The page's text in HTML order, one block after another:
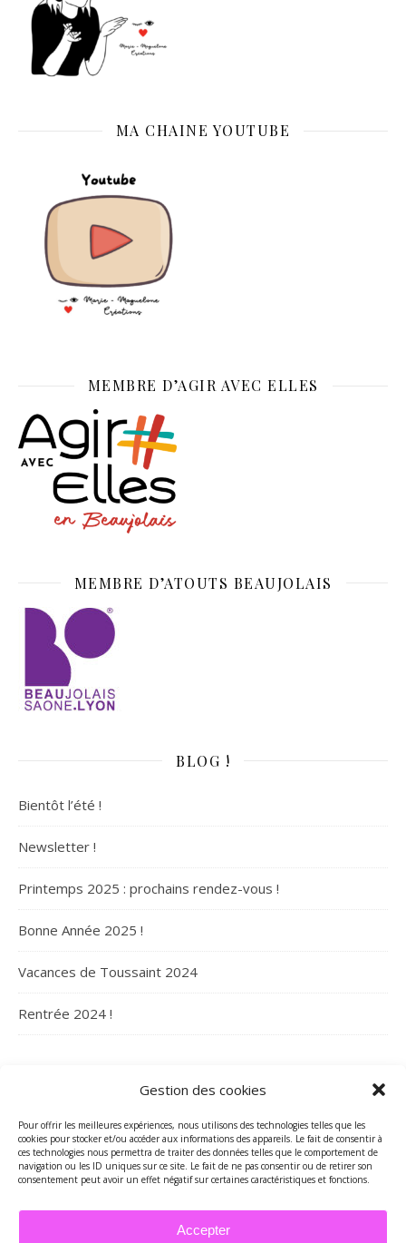
Gestion des cookies
Pour offrir les meilleures expériences, nous utilisons des technologies telles que les
cookies pour stocker et/ou accéder aux informations des appareils. Le fait de consentir à
ces technologies nous permettra de traiter des données telles que le comportement de
navigation ou les ID uniques sur ce site. Le fait de ne pas consentir ou de retirer son
consentement peut avoir un effet négatif sur certaines caractéristiques et fonctions.
Accepter
MA CHAINE YOUTUBE
MEMBRE D’AGIR AVEC ELLES
MEMBRE D’ATOUTS BEAUJOLAIS
BLOG !
Bientôt l’été !
Newsletter !
Printemps 2025 : prochains rendez-vous !
Bonne Année 2025 !
Vacances de Toussaint 2024
Rentrée 2024 !
ARCHIVES
Archives